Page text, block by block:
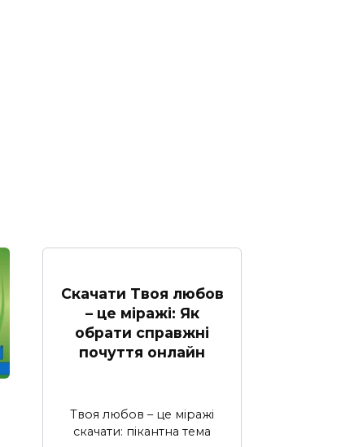
Скачати Твоя любов
– це міражі: Як
обрати справжні
почуття онлайн
Твоя любов – це міражі
скачати: пікантна тема